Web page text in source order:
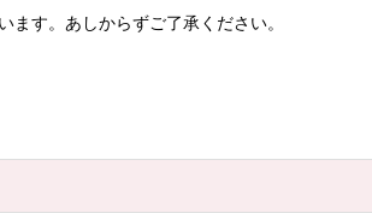
す。あしからずご了承ください。